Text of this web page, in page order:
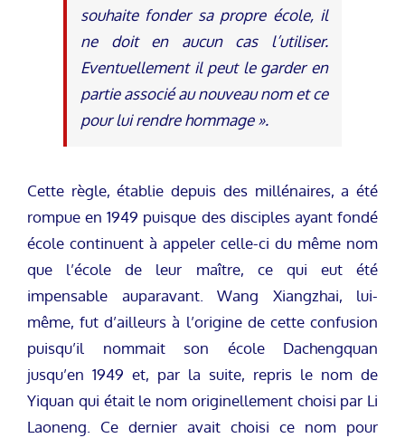
souhaite fonder sa propre école, il
ne doit en aucun cas l’utiliser.
Eventuellement il peut le garder en
partie associé au nouveau nom et ce
pour lui rendre hommage ».
Cette règle, établie depuis des millénaires, a été
rompue en 1949 puisque des disciples ayant fondé
école continuent à appeler celle-ci du même nom
que l’école de leur maître, ce qui eut été
impensable auparavant. Wang Xiangzhai, lui-
même, fut d’ailleurs à l’origine de cette confusion
puisqu’il nommait son école Dachengquan
jusqu’en 1949 et, par la suite, repris le nom de
Yiquan qui était le nom originellement choisi par Li
Laoneng. Ce dernier avait choisi ce nom pour